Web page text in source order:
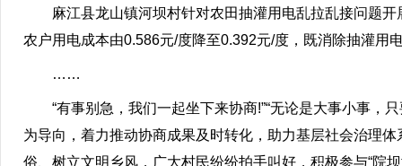
麻江县龙山镇河坝村针对农田抽灌用电乱拉乱接问题开
农户用电成本由0.586元/度降至0.392元/度，既消除抽灌用
……
“有事别急，我们一起坐下来协商!”“无论是大事小事，只
为导向，着力推动协商成果及时转化，助力基层社会治理
俗、树立文明乡风，广大村民纷纷拍手叫好，积极参与“院坝